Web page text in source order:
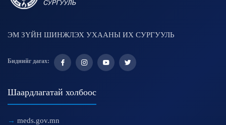
ЭМ ЗҮЙН ШИНЖЛЭХ УХААНЫ ИХ СУРГУУЛЬ
Биднийг дагах:
Шаардлагатай холбоос
meds.gov.mn